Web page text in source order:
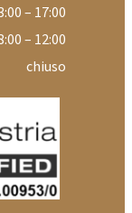
– 17:00
– 12:00
chiuso